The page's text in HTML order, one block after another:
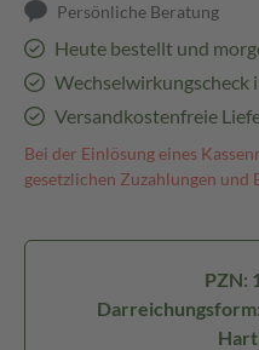
Persönliche Beratung
Heute bestellt und
Wechselwirkungscheck
Versandkostenfreie
Bei der Einlösung eines
gesetzlichen Zuzahlungen und
PZN: